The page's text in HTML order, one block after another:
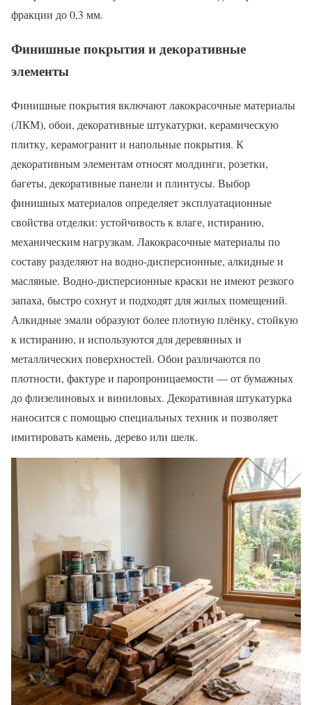
фракции до 0,3 мм.
Финишные покрытия и декоративные
элементы
Финишные покрытия включают лакокрасочные материалы
(ЛКМ), обои, декоративные штукатурки, керамическую
плитку, керамогранит и напольные покрытия. К
декоративным элементам относят молдинги, розетки,
багеты, декоративные панели и плинтусы. Выбор
финишных материалов определяет эксплуатационные
свойства отделки: устойчивость к влаге, истиранию,
механическим нагрузкам. Лакокрасочные материалы по
составу разделяют на водно-дисперсионные, алкидные и
масляные. Водно-дисперсионные краски не имеют резкого
запаха, быстро сохнут и подходят для жилых помещений.
Алкидные эмали образуют более плотную плёнку, стойкую
к истиранию, и используются для деревянных и
металлических поверхностей. Обои различаются по
плотности, фактуре и паропроницаемости — от бумажных
до флизелиновых и виниловых. Декоративная штукатурка
наносится с помощью специальных техник и позволяет
имитировать камень, дерево или шелк.